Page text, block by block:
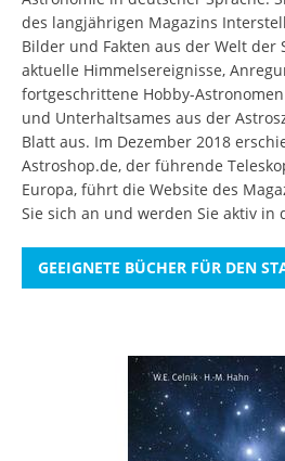
des langjährigen Magazins
Bilder und Fakten aus der Welt der
aktuelle Himmelsereignisse,
fortgeschrittene Hobby-
und Unterhaltsames aus der
Blatt aus. Im Dezember 2018
Astroshop.de, der führende
Europa, führt die Website des
Sie sich an und werden Sie aktiv in
GEEIGNETE BÜCHER FÜR DEN